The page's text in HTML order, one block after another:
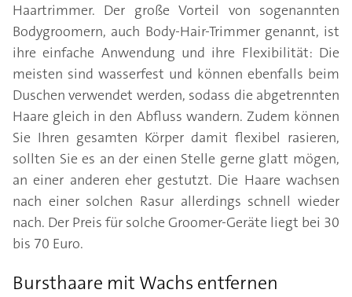
Haartrimmer. Der große Vorteil von sogenannten
Bodygroomern, auch Body-Hair-Trimmer genannt, ist
ihre einfache Anwendung und ihre Flexibilität: Die
meisten sind wasserfest und können ebenfalls beim
Duschen verwendet werden, sodass die abgetrennten
Haare gleich in den Abfluss wandern. Zudem können
Sie Ihren gesamten Körper damit flexibel rasieren,
sollten Sie es an der einen Stelle gerne glatt mögen,
an einer anderen eher gestutzt. Die Haare wachsen
nach einer solchen Rasur allerdings schnell wieder
nach. Der Preis für solche Groomer-Geräte liegt bei 30
bis 70 Euro.
Bursthaare mit Wachs entfernen